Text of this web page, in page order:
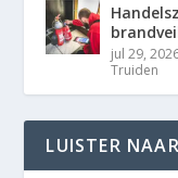
jul 29,
Truiden
LUISTER